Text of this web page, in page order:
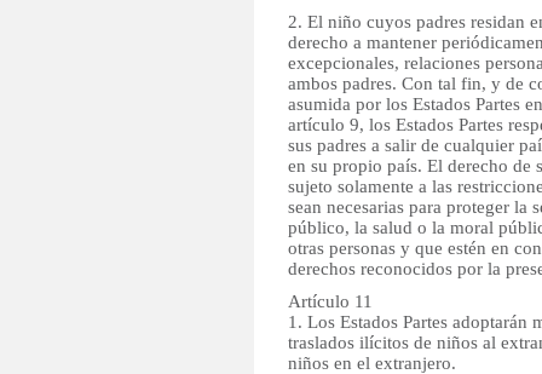
2. El niño cuyos padres residan
derecho a mantener
excepcionales, relaciones
ambos padres. Con tal fin, y de
asumida por los Estados Partes
artículo 9, los Estados Partes
sus padres a salir de cualquier
en su propio país. El derecho de
sujeto solamente a las
sean necesarias para proteger la
público, la salud o la moral
otras personas y que estén en
derechos reconocidos por la
Artículo 11
1. Los Estados Partes adoptarán
traslados ilícitos de niños al
niños en el extranjero.